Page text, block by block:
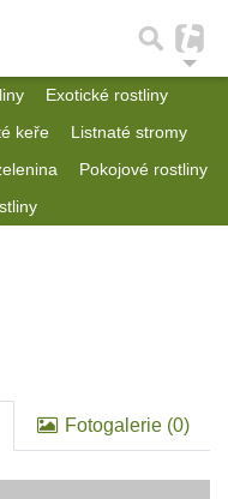
Exotické rostliny
keře
Listnaté stromy
Pokojové rostliny
Fotogalerie (0)